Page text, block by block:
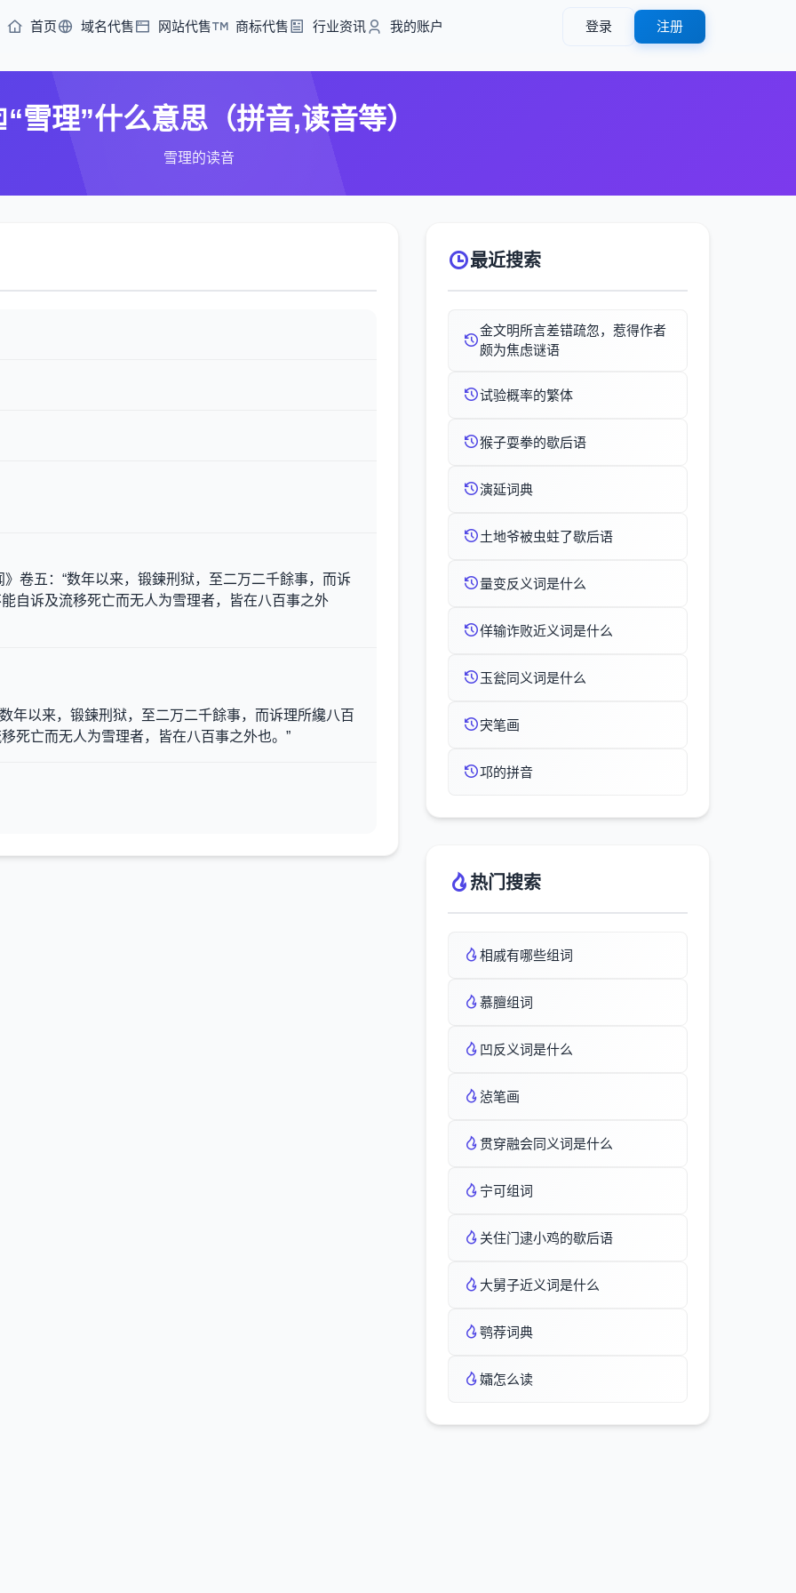
首页 域名代售 网站代售 商标代售 行业资讯 我的账户 登录 注册
“雪理”什么意思（拼音,读音等）
雪理的读音
卷五：“数年以来，锻鍊刑狱，至二万二千餘事，而诉
自诉及流移死亡而无人为雪理者，皆在八百事之外
年以来，锻鍊刑狱，至二万二千餘事，而诉理所纔八百
死亡而无人为雪理者，皆在八百事之外也。”
最近搜索
金文明所言差错疏忽，惹得作者
颇为焦虑谜语
试验概率的繁体
猴子耍拳的歇后语
演延词典
土地爷被虫蛀了歇后语
量变反义词是什么
佯输诈败近义词是什么
玉瓮同义词是什么
宊笔画
邛的拼音
热门搜索
相戚有哪些组词
慕膻组词
凹反义词是什么
惉笔画
贯穿融会同义词是什么
宁可组词
关住门逮小鸡的歇后语
大舅子近义词是什么
鹗荐词典
孀怎么读